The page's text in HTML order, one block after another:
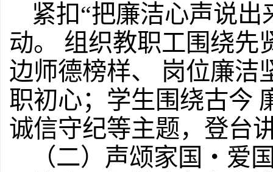
紧扣“把廉洁心声说
动。 组织教职工围绕先
边师德榜样、 岗位廉洁
职初心；学生围绕古今
诚信守纪等主题，登台
（二）声颂家国・爱